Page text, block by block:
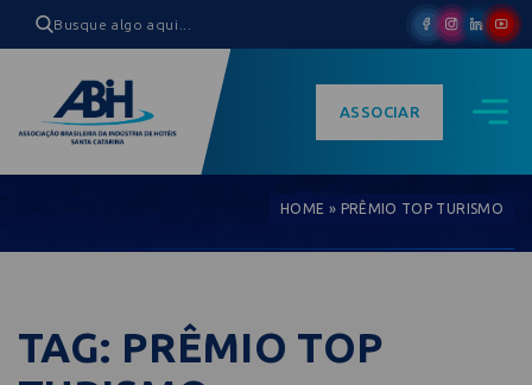
ASSOCIAR
HOME » PRÊMIO TOP TURISMO
TAG: PRÊMIO TOP